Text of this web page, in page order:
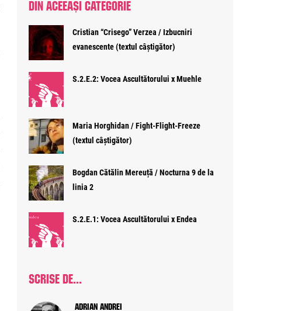
DIN ACEEAȘI CATEGORIE
Cristian “Crisego” Verzea / Izbucniri
evanescente (textul câștigător)
S.2.E.2: Vocea Ascultătorului x Muehle
Maria Horghidan / Fight-Flight-Freeze
(textul câștigător)
Bogdan Cătălin Mereuță / Nocturna 9 de la
linia 2
S.2.E.1: Vocea Ascultătorului x Endea
SCRISE DE...
Adrian Andrei